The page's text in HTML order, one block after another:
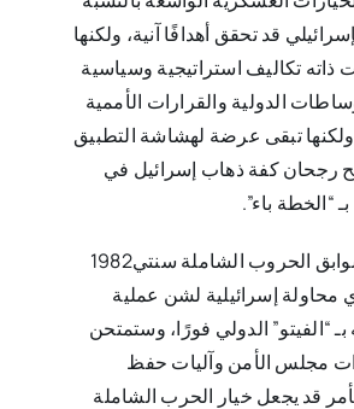
قد تحقق أهدافًا آنية، ولكنها
تكاليف استراتيجية وسياسية
الدولية والقرارات الأممية
ولكنها تبقى عرضة لهشاشة التطبيق
رجحان كفة ذهاب إسرائيل في
“الخطة باء”.
فاستنادًا إلى سوابق الحروب الشاملة سنتي1982
أي محاولة إسرائيلية لشن عملية
“الفيتو” الدولي فورًا، وستمتحن
مجلس الأمن وآليات حفظ
قد يجعل خيار الحرب الشاملة